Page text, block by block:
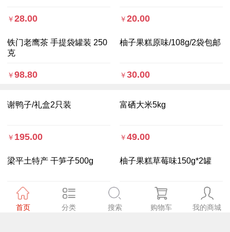
￥ 28.00 ￥20.00
铁门老鹰茶 手提袋罐装 250
克
￥ 98.80
柚子果糕原味/108g/2袋包邮
￥30.00
谢鸭子/礼盒2只装
￥ 195.00
富硒大米5kg
￥49.00
梁平土特产 干笋子500g
88.00
柚子果糕草莓味150g*2罐
首页 分类 搜索 购物车 我的商城